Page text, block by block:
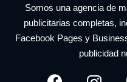
Somos una agencia de
publicitarias completas,
Facebook Pages y
publicidad